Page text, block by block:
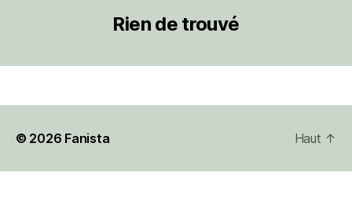
Rien de trouvé
© 2026 Fanista Haut ↑